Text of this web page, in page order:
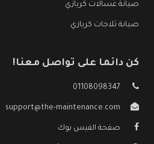
صيانة غسالات كريازي
صيانة ثلاجات كريازي
كن دائما على تواصل معنا!
01108098347
support@the-maintenance.com
صفحة الفيس بوك